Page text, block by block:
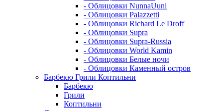
- Облицовки NunnaUuni
- Облицовки Palazzetti
- Облицовки Richard Le Droff
- Облицовки Supra
- Облицовки Supra-Russia
- Облицовки World Kamin
- Облицовки Белые ночи
- Облицовки Каменный остров
Барбекю Грили Коптильни
Барбекю
Грили
Коптильни